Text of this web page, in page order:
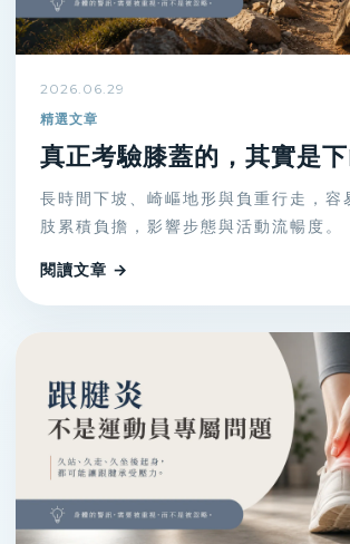
2026.06.29
精選文章
真正考驗膝蓋的，其實是下
長時間下坡、崎嶇地形與負重行走，容
肢累積負擔，影響步態與活動流暢度。
閱讀文章 →